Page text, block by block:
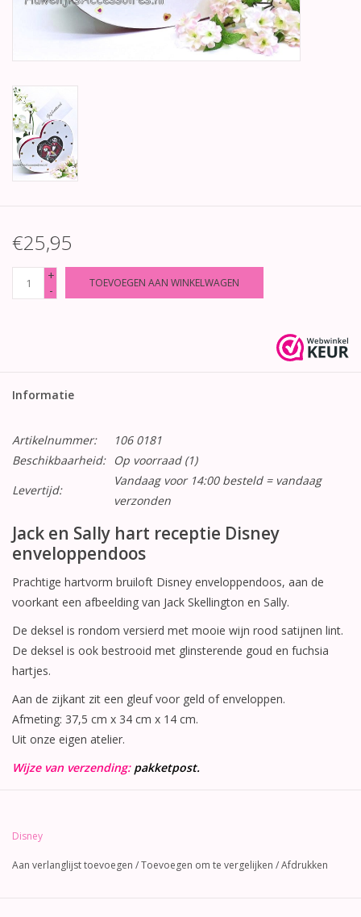
€25,95
+
-
TOEVOEGEN AAN WINKELWAGEN
Informatie
Artikelnummer:
106 0181
Beschikbaarheid:
Op voorraad(1)
Levertijd:
Vandaag voor 14:00 besteld = vandaag
verzonden
Jack en Sally hart receptie Disney
enveloppendoos
Prachtige hartvorm bruiloft Disney enveloppendoos, aan de
voorkant een afbeelding van Jack Skellington en Sally.
De deksel is rondom versierd met mooie wijn rood satijnen lint.
De deksel is ook bestrooid met glinsterende goud en fuchsia
hartjes.
Aan de zijkant zit een gleuf voor geld of enveloppen.
Afmeting: 37,5 cm x 34 cm x 14 cm.
Uit onze eigen atelier.
Wijze van verzending: pakketpost.
Disney
Aan verlanglijst toevoegen /Toevoegen om te vergelijken /Afdrukken